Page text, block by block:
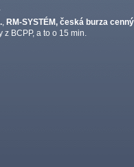
RM-SYSTÉM, česká burza
BCPP, a to o 15 min.